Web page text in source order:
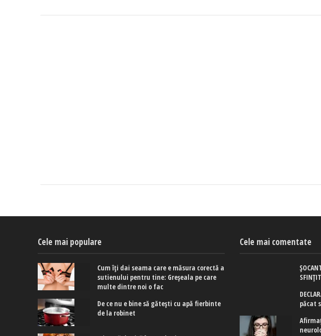
Cele mai populare
Cum îți dai seama care e măsura corectă a
sutienului pentru tine: Greșeala pe care
multe dintre noi o fac
De ce nu e bine să gătești cu apă fierbinte
de la robinet
Cele mai comentate
păcat